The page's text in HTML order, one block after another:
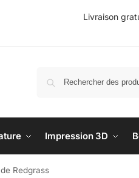
Livraison
Impression 3D
Redgrass